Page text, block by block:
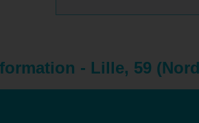
- Lille, 59